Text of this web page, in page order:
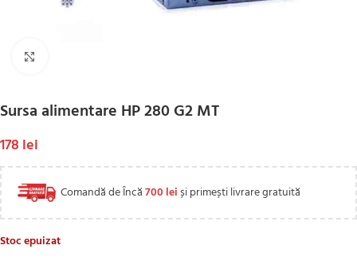
Sursa alimentare HP 280 G2 MT
178 lei
Comandă de Încă700 leiși primești livrare gratuită
Stoc epuizat